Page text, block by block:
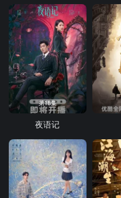
第18集
夜语记